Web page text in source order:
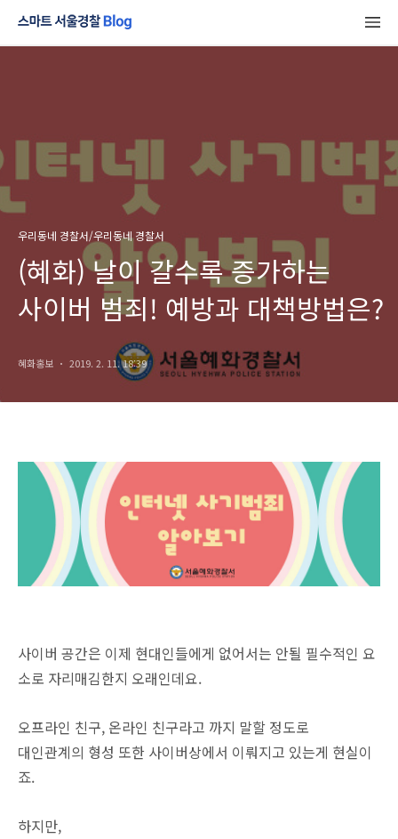
우리동네 경찰서/우리동네 경찰서
(혜화) 날이 갈수록 증가하는
사이버 범죄! 예방과 대책방법은?
혜화홍보 2019. 2. 11. 18:39
사이버 공간은 이제 현대인들에게 없어서는 안될 필수적인 요
소로 자리매김한지 오래인데요.
오프라인 친구, 온라인 친구라고 까지 말할 정도로
대인관계의 형성 또한 사이버상에서 이뤄지고 있는게 현실이
죠.
하지만,